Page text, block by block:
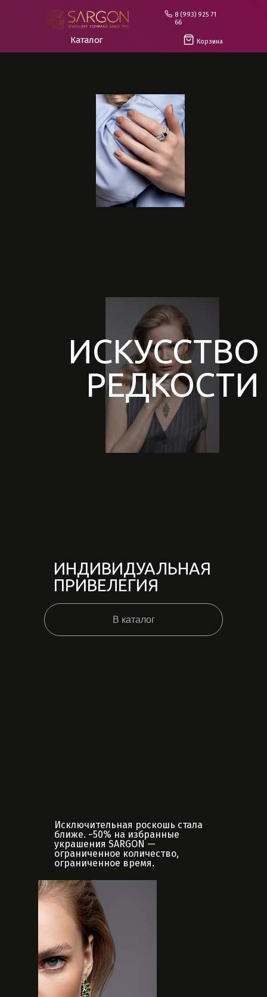
8 (993) 925 71
66
Корзина
Каталог
ИНДИВИДУАЛЬНАЯ
ПРИВЕЛЕГИЯ
В каталог
Исключительная роскошь стала
ближе. −50% на избранные
украшения SARGON —
ограниченное количество,
ограниченное время.